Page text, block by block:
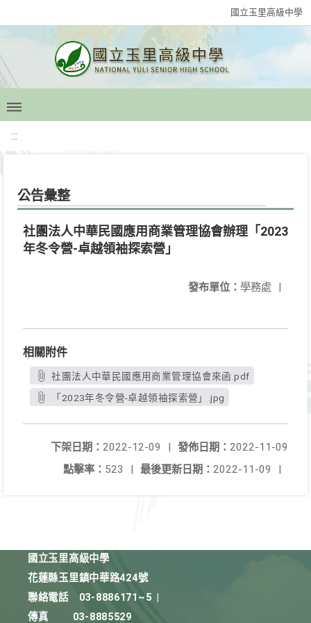
國立玉里高級中學
:::
公告彙整
社團法人中華民國應用商業管理協會辦理「2023
年冬令營-卓越領袖探索營」
發布單位： 學務處 |
相關附件
社團法人中華民國應用商業管理協會來函.pdf
「2023年冬令營-卓越領袖探索營」.jpg
發佈日期： 2022-11-09
下架日期： 2022-12-09
|
最後更新日期： 2022-11-09 |
點擊率： 523 |
國立玉里高級中學
花蓮縣玉里鎮中華路424號
聯絡電話
03-8886171~5
傳真
03-8885529